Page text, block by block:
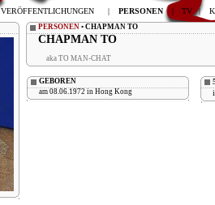
VERÖFFENTLICHUNGEN | PERSONEN | TV |
PERSONEN • CHAPMAN TO
CHAPMAN TO
aka TO MAN-CHAT
GEBOREN
am 08.06.1972 in Hong Kong